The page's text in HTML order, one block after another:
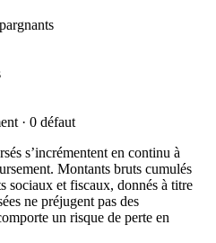
· 0 défaut
s’incrémentent en continu à
Montants bruts cumulés
sociaux et fiscaux, donnés à titre
ne préjugent pas des
un risque de perte en